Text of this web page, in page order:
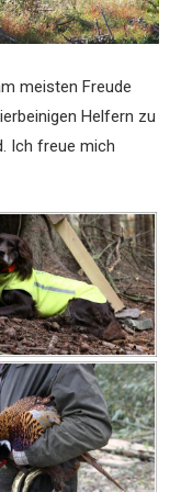
meisten Freude
Helfern zu
Ich freue mich